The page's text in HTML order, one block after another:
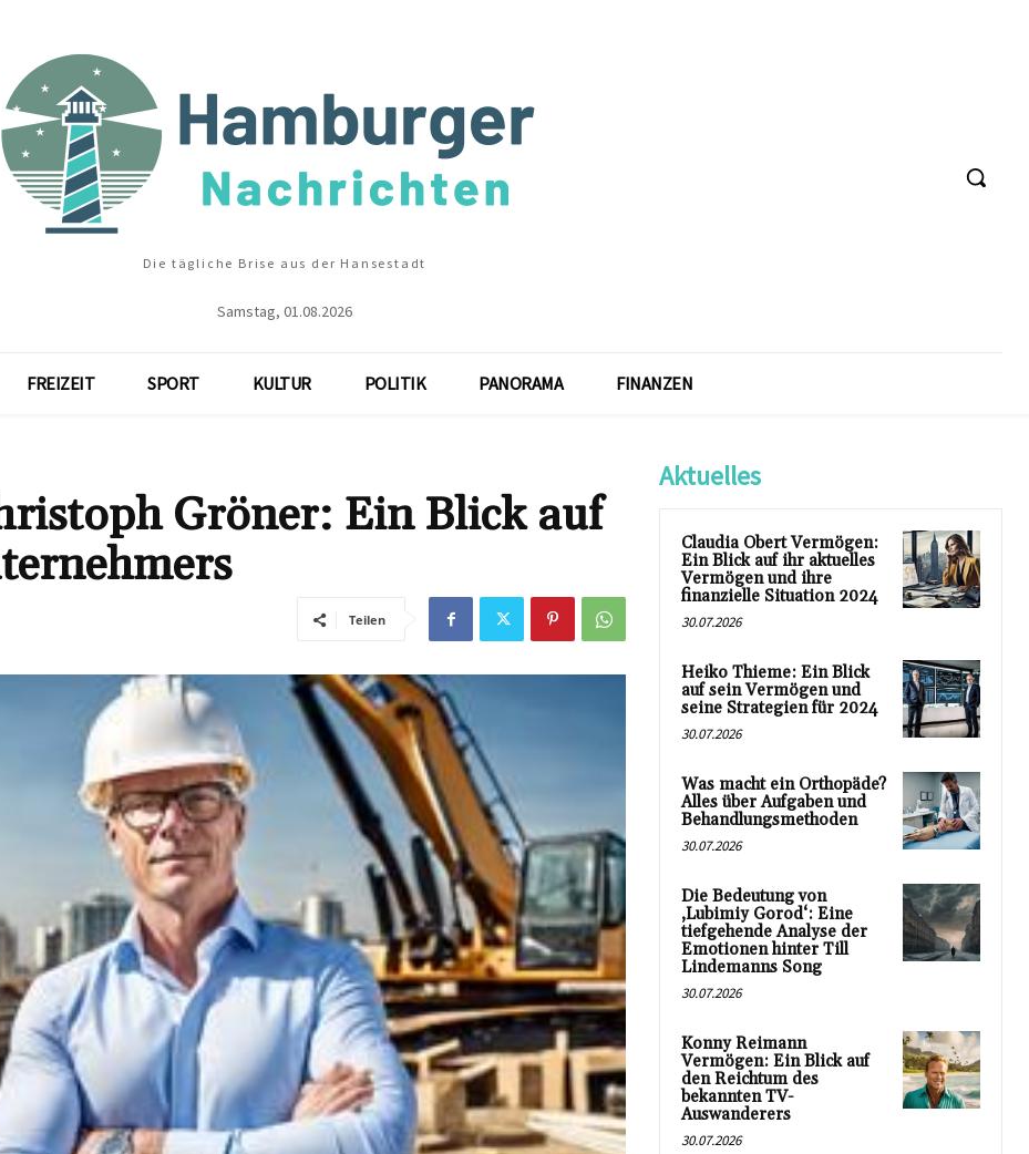
Die tägliche Brise aus der Hansestadt
Samstag, 01.08.2026
FREIZEIT SPORT KULTUR POLITIK PANORAMA FINANZEN
Gröner: Ein Blick auf
Teilen
Aktuelles
Claudia Obert Vermögen:
Ein Blick auf ihr aktuelles
Vermögen und ihre
finanzielle Situation 2024
30.07.2026
Heiko Thieme: Ein Blick
auf sein Vermögen und
seine Strategien für 2024
30.07.2026
Was macht ein Orthopäde?
Alles über Aufgaben und
Behandlungsmethoden
30.07.2026
Die Bedeutung von
‚Lubimiy Gorod‘: Eine
tiefgehende Analyse der
Emotionen hinter Till
Lindemanns Song
30.07.2026
Konny Reimann
Vermögen: Ein Blick auf
den Reichtum des
bekannten TV-
Auswanderers
30.07.2026